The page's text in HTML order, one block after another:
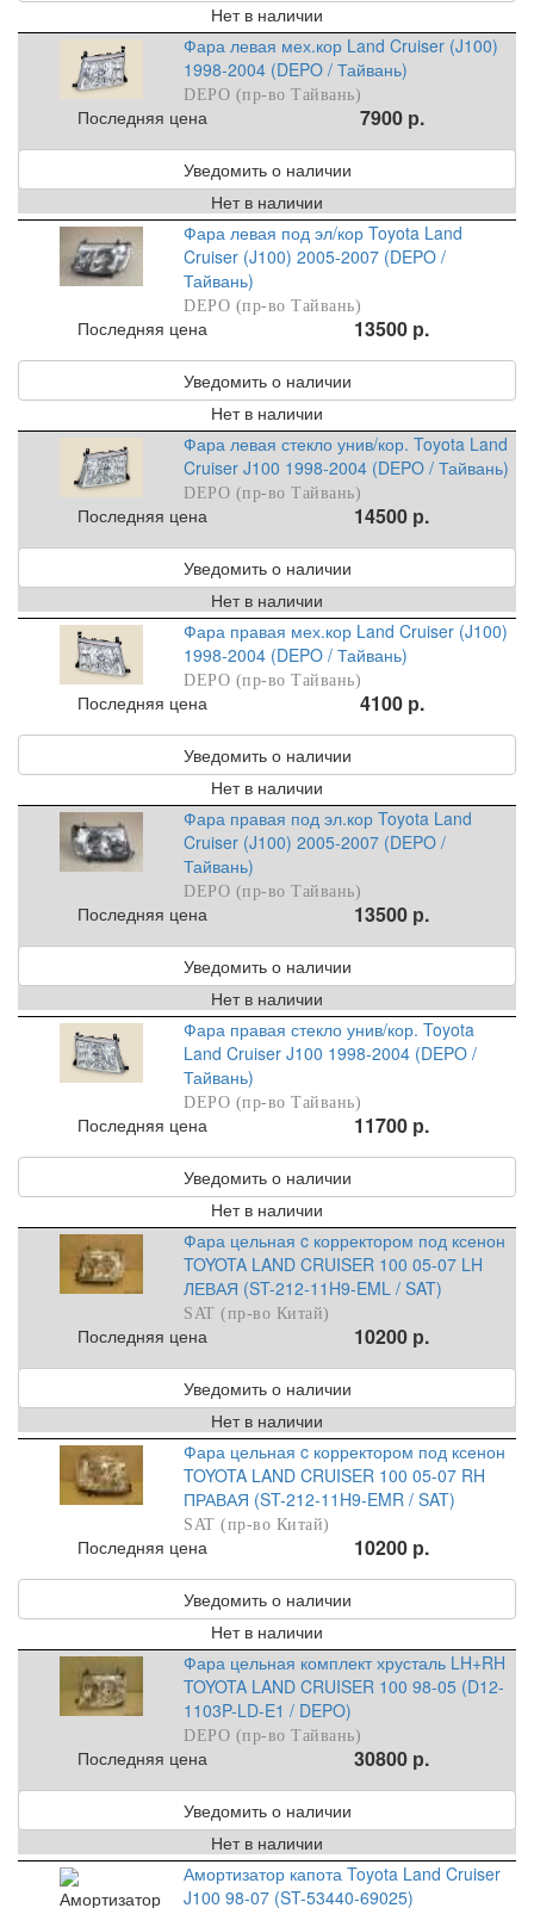
Нет в наличии
Фара левая мех.кор Land Cruiser (J100)
1998-2004 (DEPO / Тайвань)
DEPO (пр-во Тайвань)
Последняя цена 7900 р.
Уведомить о наличии
Нет в наличии
Фара левая под эл/кор Toyota Land
Cruiser (J100) 2005-2007 (DEPO /
Тайвань)
DEPO (пр-во Тайвань)
Последняя цена 13500 р.
Уведомить о наличии
Нет в наличии
Фара левая стекло унив/кор. Toyota Land
Cruiser J100 1998-2004 (DEPO / Тайвань)
DEPO (пр-во Тайвань)
Последняя цена 14500 р.
Уведомить о наличии
Нет в наличии
Фара правая мех.кор Land Cruiser (J100)
1998-2004 (DEPO / Тайвань)
DEPO (пр-во Тайвань)
Последняя цена 4100 р.
Уведомить о наличии
Нет в наличии
Фара правая под эл.кор Toyota Land
Cruiser (J100) 2005-2007 (DEPO /
Тайвань)
DEPO (пр-во Тайвань)
Последняя цена 13500 р.
Уведомить о наличии
Нет в наличии
Фара правая стекло унив/кор. Toyota
Land Cruiser J100 1998-2004 (DEPO /
Тайвань)
DEPO (пр-во Тайвань)
Последняя цена 11700 р.
Уведомить о наличии
Нет в наличии
Фара цельная c корректором под ксенон
TOYOTA LAND CRUISER 100 05-07 LH
ЛЕВАЯ (ST-212-11H9-EML / SAT)
SAT (пр-во Китай)
Последняя цена 10200 р.
Уведомить о наличии
Нет в наличии
Фара цельная c корректором под ксенон
TOYOTA LAND CRUISER 100 05-07 RH
ПРАВАЯ (ST-212-11H9-EMR / SAT)
SAT (пр-во Китай)
Последняя цена 10200 р.
Уведомить о наличии
Нет в наличии
Фара цельная комплект хрусталь LH+RH
TOYOTA LAND CRUISER 100 98-05 (D12-
1103P-LD-E1 / DEPO)
DEPO (пр-во Тайвань)
Последняя цена 30800 р.
Уведомить о наличии
Нет в наличии
Амортизатор капота Toyota Land Cruiser
J100 98-07 (ST-53440-69025)